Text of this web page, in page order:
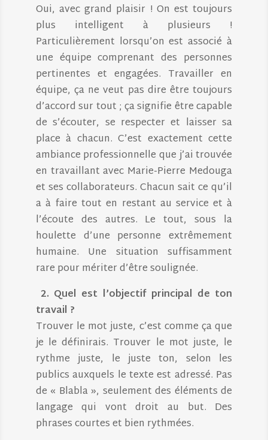
Oui, avec grand plaisir ! On est toujours
plus intelligent à plusieurs !
Particulièrement lorsqu’on est associé à
une équipe comprenant des personnes
pertinentes et engagées. Travailler en
équipe, ça ne veut pas dire être toujours
d’accord sur tout ; ça signifie être capable
de s’écouter, se respecter et laisser sa
place à chacun. C’est exactement cette
ambiance professionnelle que j’ai trouvée
en travaillant avec Marie-Pierre Medouga
et ses collaborateurs. Chacun sait ce qu’il
a à faire tout en restant au service et à
l’écoute des autres. Le tout, sous la
houlette d’une personne extrêmement
humaine. Une situation suffisamment
rare pour mériter d’être soulignée.
2. Quel est l’objectif principal de ton
travail ?
Trouver le mot juste, c’est comme ça que
je le définirais. Trouver le mot juste, le
rythme juste, le juste ton, selon les
publics auxquels le texte est adressé. Pas
de « Blabla », seulement des éléments de
langage qui vont droit au but. Des
phrases courtes et bien rythmées.